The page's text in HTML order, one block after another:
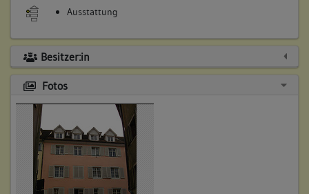
Ausstattung
Besitzer:in
Fotos